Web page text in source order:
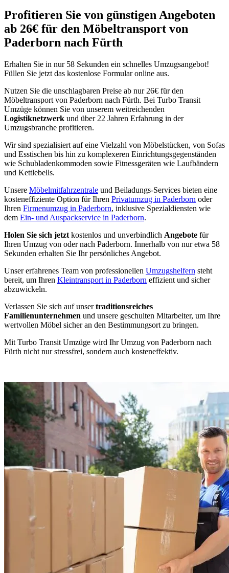
Profitieren Sie von günstigen Angeboten
ab 26€ für den Möbeltransport von
Paderborn nach Fürth
Erhalten Sie in nur 58 Sekunden ein schnelles Umzugsangebot!
Füllen Sie jetzt das kostenlose Formular online aus.
Nutzen Sie die unschlagbaren Preise ab nur 26€ für den
Möbeltransport von Paderborn nach Fürth. Bei Turbo Transit
Umzüge können Sie von unserem weitreichenden
Logistiknetzwerk und über 22 Jahren Erfahrung in der
Umzugsbranche profitieren.
Wir sind spezialisiert auf eine Vielzahl von Möbelstücken, von Sofas
und Esstischen bis hin zu komplexeren Einrichtungsgegenständen
wie Schubladenkommoden sowie Fitnessgeräten wie Laufbändern
und Kettlebells.
Unsere Möbelmitfahrzentrale und Beiladungs-Services bieten eine
kosteneffiziente Option für Ihren Privatumzug in Paderborn oder
Ihren Firmenumzug in Paderborn, inklusive Spezialdiensten wie
dem Ein- und Auspackservice in Paderborn.
Holen Sie sich jetzt kostenlos und unverbindlich Angebote für
Ihren Umzug von oder nach Paderborn. Innerhalb von nur etwa 58
Sekunden erhalten Sie Ihr persönliches Angebot.
Unser erfahrenes Team von professionellen Umzugshelfern steht
bereit, um Ihren Kleintransport in Paderborn effizient und sicher
abzuwickeln.
Verlassen Sie sich auf unsertraditionsreiches
Familienunternehmen und unsere geschulten Mitarbeiter, um Ihre
wertvollen Möbel sicher an den Bestimmungsort zu bringen.
Mit Turbo Transit Umzüge wird Ihr Umzug von Paderborn nach
Fürth nicht nur stressfrei, sondern auch kosteneffektiv.